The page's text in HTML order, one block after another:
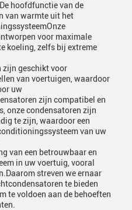
hoofdfunctie van de
van warmte uit het
voor maximale
koeling, zelfs bij extreme
zijn geschikt voor
van voertuigen, waardoor
uw
zijn compatibel en
onze condensatoren zijn
te zijn, waardoor een
van uw
van een betrouwbaar en
in uw voertuig, vooral
streven we ernaar
te bieden
te voldoen aan de behoeften